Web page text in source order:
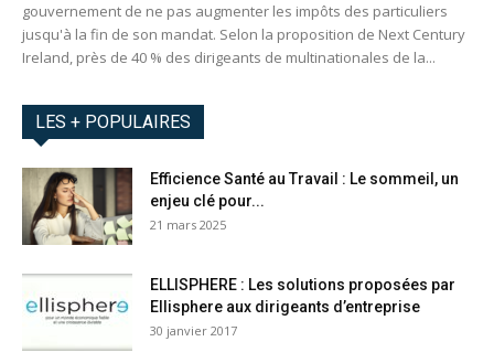
gouvernement de ne pas augmenter les impôts des particuliers
jusqu'à la fin de son mandat. Selon la proposition de Next Century
Ireland, près de 40 % des dirigeants de multinationales de la...
LES + POPULAIRES
Efficience Santé au Travail : Le sommeil, un
enjeu clé pour...
21 mars 2025
ELLISPHERE : Les solutions proposées par
Ellisphere aux dirigeants d’entreprise
30 janvier 2017